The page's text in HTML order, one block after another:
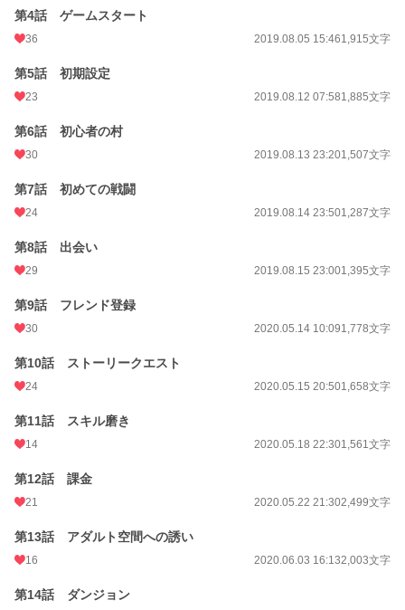
年間ポイント 17,619 pt (21,934 位)
累計ポイント
第4話 ゲームスタート
36 2019.08.05 15:461,915文字
第5話 初期設定
23 2019.08.12 07:581,885文字
第6話 初心者の村
30 2019.08.13 23:201,507文字
第7話 初めての戦闘
24 2019.08.14 23:501,287文字
第8話 出会い
29 2019.08.15 23:001,395文字
第9話 フレンド登録
30 2020.05.14 10:091,778文字
第10話 ストーリークエスト
24 2020.05.15 20:501,658文字
第11話 スキル磨き
14 2020.05.18 22:301,561文字
第12話 課金
21 2020.05.22 21:302,499文字
第13話 アダルト空間への誘い
16 2020.06.03 16:132,003文字
第14話 ダンジョン